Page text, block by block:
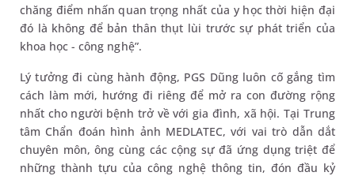
chăng điểm nhấn quan trọng nhất của y học thời hiện đại
đó là không để bản thân thụt lùi trước sự phát triển của
khoa học - công nghệ”.
Lý tưởng đi cùng hành động, PGS Dũng luôn cố gắng tìm
cách làm mới, hướng đi riêng để mở ra con đường rộng
nhất cho người bệnh trở về với gia đình, xã hội. Tại Trung
tâm Chẩn đoán hình ảnh MEDLATEC, với vai trò dẫn dắt
chuyên môn, ông cùng các cộng sự đã ứng dụng triệt để
những thành tựu của công nghệ thông tin, đón đầu kỷ